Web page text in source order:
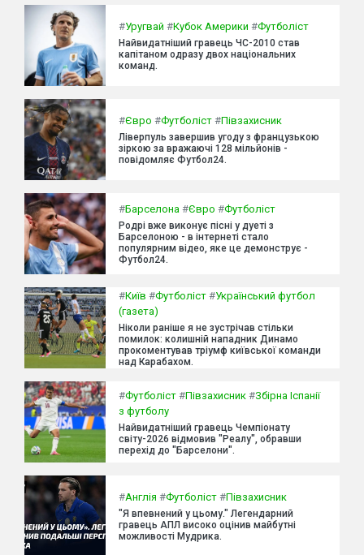
#Уругвай #Кубок Америки #Футболіст
Найвидатніший гравець ЧС-2010 став
капітаном одразу двох національних
команд.
#Євро #Футболіст #Півзахисник
Ліверпуль завершив угоду з французькою
зіркою за вражаючі 128 мільйонів -
повідомляє Футбол24.
#Барселона #Євро #Футболіст
Родрі вже виконує пісні у дуеті з
Барселоною - в інтернеті стало
популярним відео, яке це демонструє -
Футбол24.
#Київ #Футболіст #Український футбол
(газета)
Ніколи раніше я не зустрічав стільки
помилок: колишній нападник Динамо
прокоментував тріумф київської команди
над Карабахом.
#Футболіст #Півзахисник #Збірна Іспанії
з футболу
Найвидатніший гравець Чемпіонату
світу-2026 відмовив "Реалу", обравши
перехід до "Барселони".
#Англія #Футболіст #Півзахисник
"Я впевнений у цьому." Легендарний
гравець АПЛ високо оцінив майбутні
можливості Мудрика.